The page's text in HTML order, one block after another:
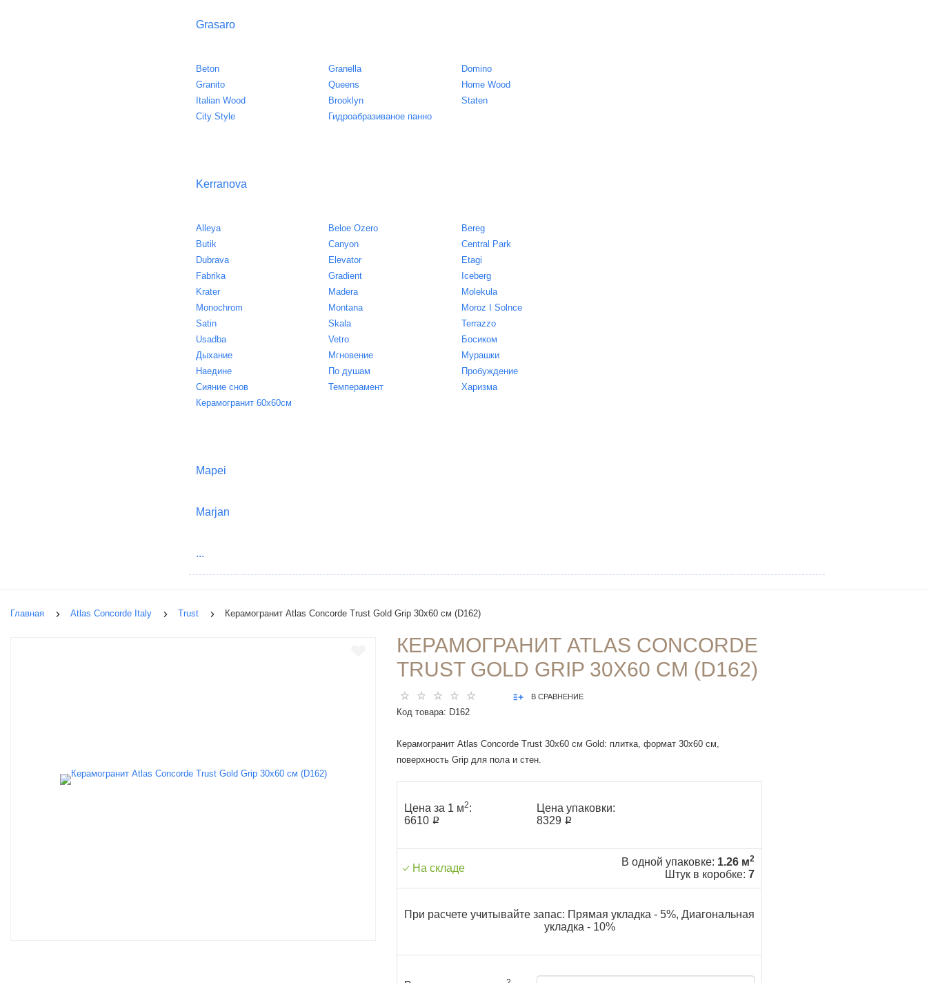
Grasaro
Beton
Granito
Italian Wood
City Style
Granella
Queens
Brooklyn
Гидроабразиваное панно
Domino
Home Wood
Staten
Kerranova
Alleya
Butik
Dubrava
Fabrika
Krater
Monochrom
Satin
Usadba
Дыхание
Наедине
Сияние снов
Керамогранит 60х60см
Beloe Ozero
Canyon
Elevator
Gradient
Madera
Montana
Skala
Vetro
Мгновение
По душам
Темперамент
Bereg
Central Park
Etagi
Iceberg
Molekula
Moroz I Solnce
Terrazzo
Босиком
Мурашки
Пробуждение
Харизма
Mapei
Marjan
...
Главная Atlas Concorde Italy Trust Керамогранит Atlas Concorde Trust Gold Grip 30x60 см (D162)
КЕРАМОГРАНИТ ATLAS CONCORDE
TRUST GOLD GRIP 30X60 СМ (D162)
В СРАВНЕНИЕ
Код товара: D162
Керамогранит Atlas Concorde Trust 30x60 см Gold: плитка, формат 30x60 см,
поверхность Grip для пола и стен.
Цена за 1 м2:
6610 ₽
Цена упаковки:
8329 ₽
На складе
В одной упаковке: 1.26 м2
Штук в коробке: 7
При расчете учитывайте запас: Прямая укладка - 5%, Диагональная
укладка - 10%